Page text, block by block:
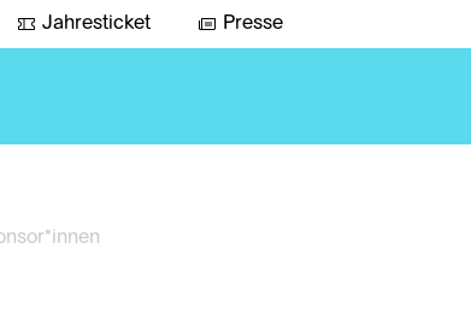
Jahresticket Presse